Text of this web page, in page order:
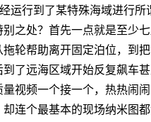
运行到了某特殊海域进行
之处？首先一点就是至少
轮帮助离开固定泊位，到
了远海区域开始反复飙车
视频一个接一个，热热闹
连个最基本的现场纳米图